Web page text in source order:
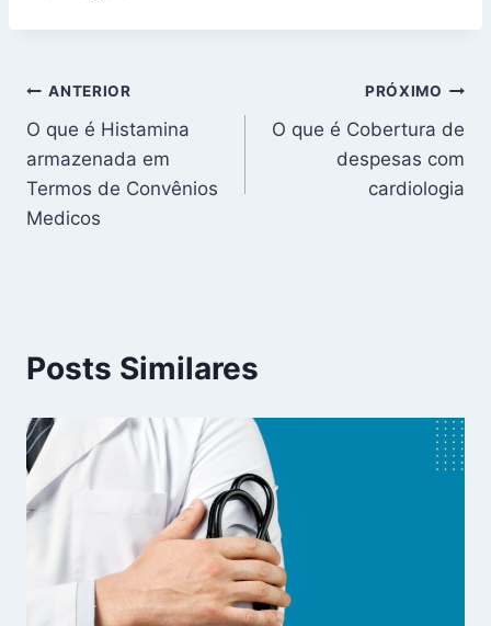
Navegação
de
Post
ANTERIOR
O que é Histamina
armazenada em
Termos de Convênios
Medicos
PRÓXIMO
O que é Cobertura de
despesas com
cardiologia
Posts Similares